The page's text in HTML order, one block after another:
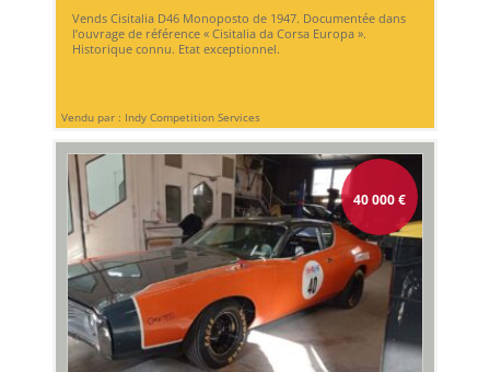
Vends Cisitalia D46 Monoposto de 1947. Documentée dans
l’ouvrage de référence « Cisitalia da Corsa Europa ».
Historique connu. Etat exceptionnel.
Vendu par : Indy Competition Services
40 000€